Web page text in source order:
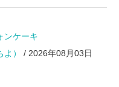
ンケーキ
）
/ 2026年08月03日